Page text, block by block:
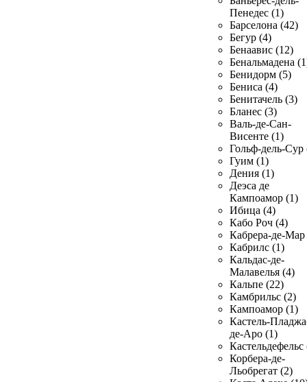
Пенедес (1)
Барселона (42)
Бегур (4)
Бенаавис (12)
Бенальмадена
Бенидорм (5)
Бениса (4)
Бенитачель (3)
Бланес (3)
Валь-де-Сан-
Висенте (1)
Гольф-дель-Сур
Гуим (1)
Дения (1)
Деэса де
Кампоамор (1)
Ибица (4)
Кабо Роч (4)
Кабрера-де-Мар
Кабрилс (1)
Кальдас-де-
Малавелья (4)
Кальпе (22)
Камбрильс (2)
Кампоамор (1)
Кастель-
де-Аро (1)
Кастельдефельс
Корбера-де-
Льобрегат (2)